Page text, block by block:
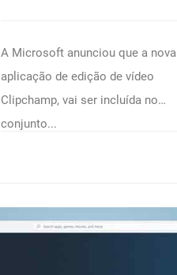
A Microsoft anunciou que a nova
aplicação de edição de vídeo
Clipchamp, vai ser incluída no
conjunto...